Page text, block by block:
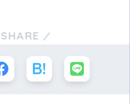
SHARE